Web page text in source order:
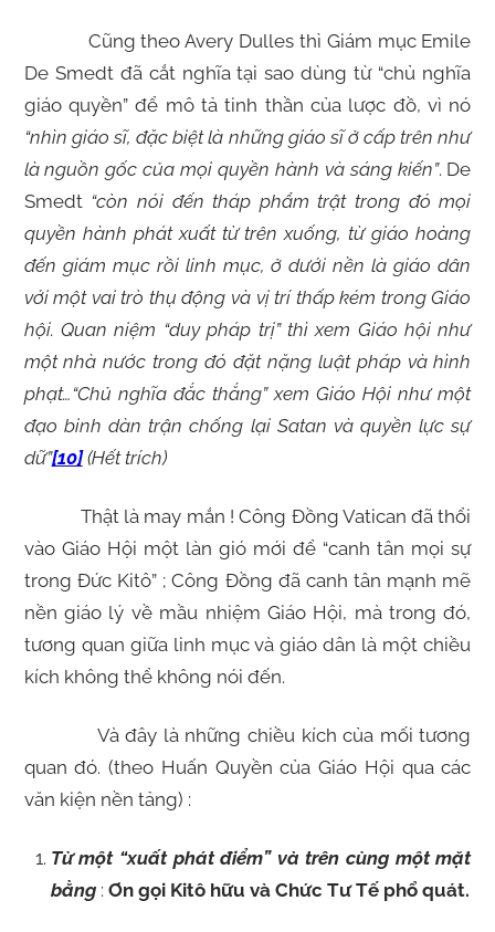
Cũng theo Avery Dulles thì Giám mục Emile
De Smedt đã cắt nghĩa tại sao dùng từ “chủ nghĩa
giáo quyền” để mô tả tinh thần của lược đồ, vì nó
“nhìn giáo sĩ, đặc biệt là những giáo sĩ ở cấp trên như
là nguồn gốc của mọi quyền hành và sáng kiến”. De
Smedt “còn nói đến tháp phẩm trật trong đó mọi
quyền hành phát xuất từ trên xuống, từ giáo hoàng
đến giám mục rồi linh mục, ở dưới nền là giáo dân
với một vai trò thụ động và vị trí thấp kém trong Giáo
hội. Quan niệm “duy pháp trị” thì xem Giáo hội như
một nhà nước trong đó đặt nặng luật pháp và hình
phạt…“Chủ nghĩa đắc thắng” xem Giáo Hội như một
đạo binh dàn trận chống lại Satan và quyền lực sự
dữ”[10](Hết trích)
Thật là may mắn ! Công Đồng Vatican đã thổi
vào Giáo Hội một làn gió mới để “canh tân mọi sự
trong Đức Kitô” ; Công Đồng đã canh tân mạnh mẽ
nền giáo lý về mầu nhiệm Giáo Hội, mà trong đó,
tương quan giữa linh mục và giáo dân là một chiều
kích không thể không nói đến.
Và đây là những chiều kích của mối tương
quan đó. (theo Huấn Quyền của Giáo Hội qua các
văn kiện nền tảng) :
Từ một “xuất phát điểm” và trên cùng một mặt
bằng: Ơn gọi Kitô hữu và Chức Tư Tế phổ quát.